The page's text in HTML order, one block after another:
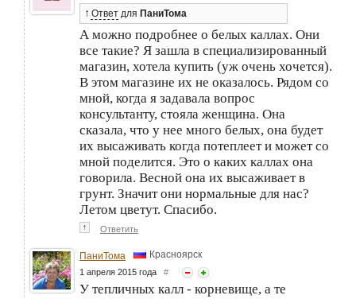
↑ Ответ для ПаниТома
А можно подробнее о белых каллах. Они
все такие? Я зашла в специализированный
магазин, хотела купить (уж очень хочется).
В этом магазине их не оказалось. Рядом со
мной, когда я задавала вопрос
консультанту, стояла женщина. Она
сказала, что у нее много белых, она будет
их высаживать когда потеплеет и может со
мной поделится. Это о каких каллах она
говорила. Весной она их высаживает в
грунт. Значит они нормальные для нас?
Летом цветут. Спасибо.
↑ Ответить
ПаниТома Красноярск
1 апреля 2015 года #
У тепличных калл - корневище, а те